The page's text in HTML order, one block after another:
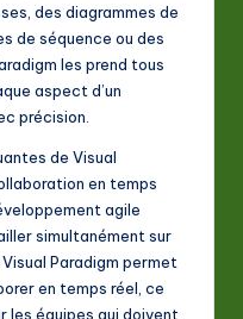
des diagrammes de
de séquence ou des
les prend tous
aspect d’un
précision.
de Visual
en temps
agile
simultanément sur
Paradigm permet
en temps réel, ce
les équipes qui doivent